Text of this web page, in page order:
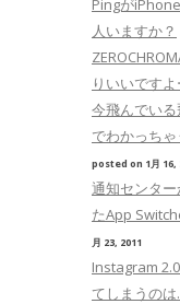
Pingが
人いますか？
りいいですよ
今飛んでい
でわかっち
posted on 1月 16,
通知センタ
たApp
月 23, 2011
Instagram
てしまうの